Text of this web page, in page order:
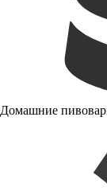
Домашние